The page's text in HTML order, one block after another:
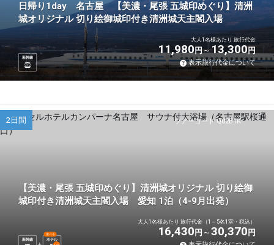
日帰り1day 名古屋 【美濃・尾張 五城印めぐり】清洲
城オリジナル 切り絵御城印付き清洲城天主閣入場
新幹線
大人1名様あたり 旅行代金
11,980円 13,300円
表示旅行代金について
ツアーコード Q02B1K
2日間
【美濃・尾張 五城印めぐり】清洲城オリジナル 切り絵御
城印付き清洲城天主閣入場 愛知 1泊（4-9月出発）
新幹線 ホテル
選べる
大人1名様あたり 旅行代金（1～5名1室・税込）
16,430 円 30,370 円